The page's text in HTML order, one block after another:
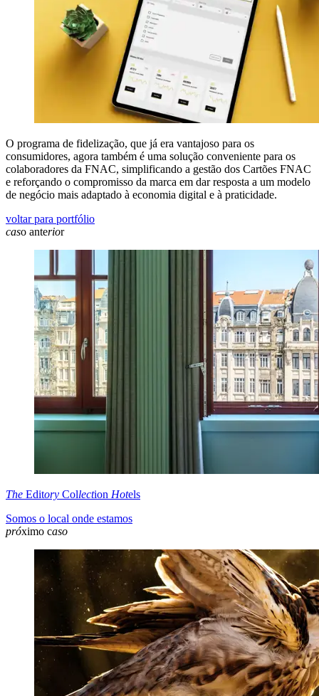
O programa de fidelização, que já era vantajoso para os
consumidores, agora também é uma solução conveniente para os
colaboradores da FNAC, simplificando a gestão dos Cartões FNAC
e reforçando o compromisso da marca em dar resposta a um modelo
de negócio mais adaptado à economia digital e à praticidade.
voltar para portfólio
caso anterior
The Editory Collection Hotels
Somos o local onde estamos
próximo caso